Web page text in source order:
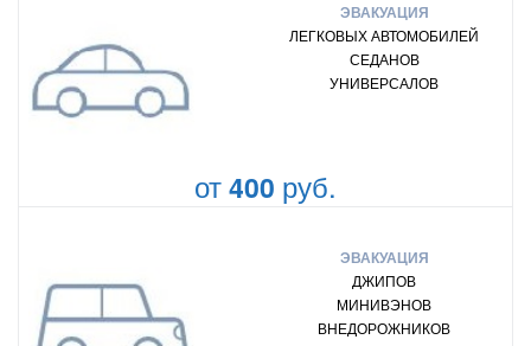
ЭВАКУАЦИЯ
ЛЕГКОВЫХ АВТОМОБИЛЕЙ
СЕДАНОВ
УНИВЕРСАЛОВ
от400 руб.
ЭВАКУАЦИЯ
ДЖИПОВ
МИНИВЭНОВ
ВНЕДОРОЖНИКОВ